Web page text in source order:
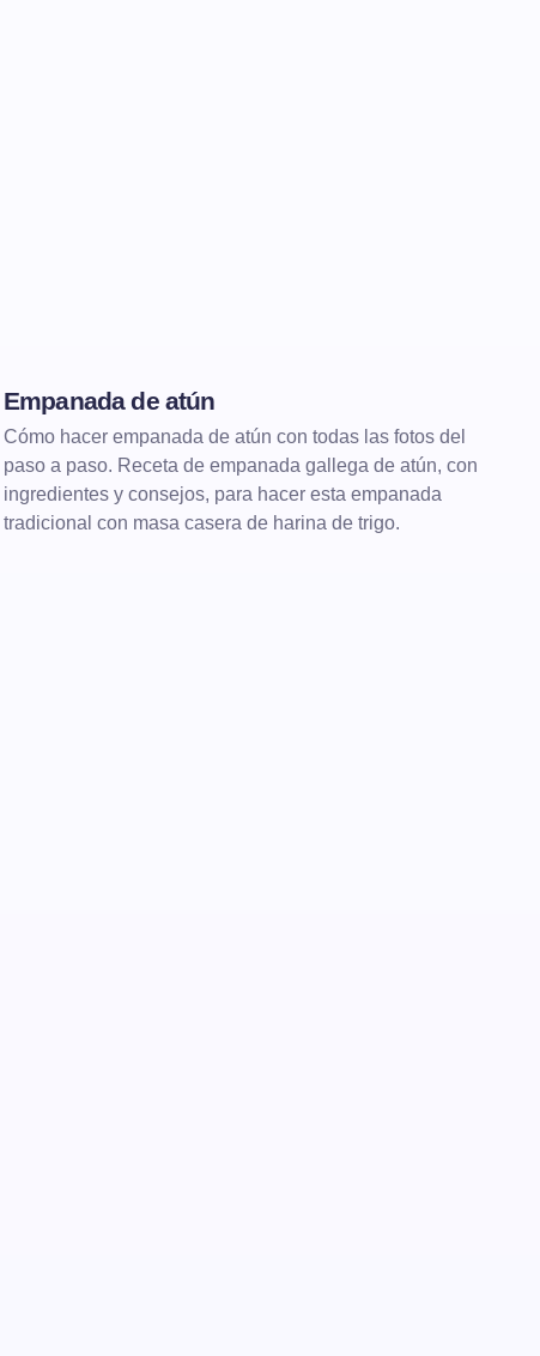
Empanada de atún
Cómo hacer empanada de atún con todas las fotos del
paso a paso. Receta de empanada gallega de atún, con
ingredientes y consejos, para hacer esta empanada
tradicional con masa casera de harina de trigo.